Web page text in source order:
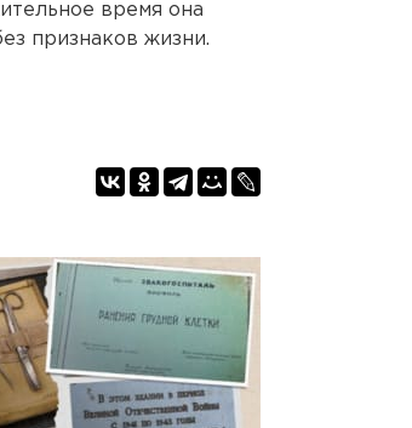
время она
признаков жизни.